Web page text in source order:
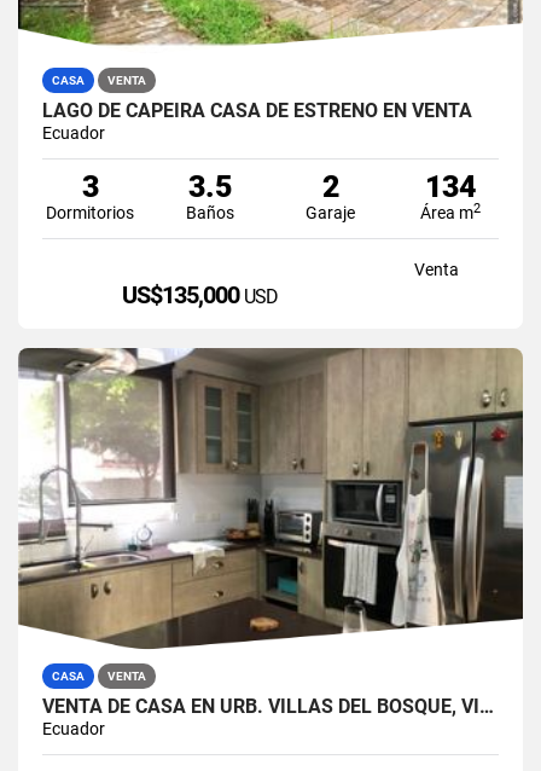
CASA VENTA
LAGO DE CAPEIRA CASA DE ESTRENO EN VENTA
Ecuador
3
Dormitorios
3.5
Baños
2
Garaje
134
Área m2
Venta
US$135,000 USD
CASA VENTA
VENTA DE CASA EN URB. VILLAS DEL BOSQUE, VÍA A LA COSTA
Ecuador